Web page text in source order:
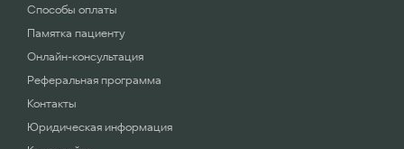
Способы оплаты
Памятка пациенту
Онлайн-консультация
Реферальная программа
Контакты
Юридическая информация